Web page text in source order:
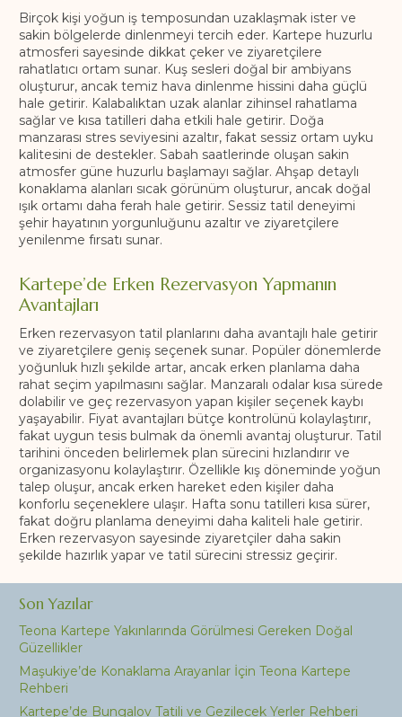
Birçok kişi yoğun iş temposundan uzaklaşmak ister ve
sakin bölgelerde dinlenmeyi tercih eder. Kartepe huzurlu
atmosferi sayesinde dikkat çeker ve ziyaretçilere
rahatlatıcı ortam sunar. Kuş sesleri doğal bir ambiyans
oluşturur, ancak temiz hava dinlenme hissini daha güçlü
hale getirir. Kalabalıktan uzak alanlar zihinsel rahatlama
sağlar ve kısa tatilleri daha etkili hale getirir. Doğa
manzarası stres seviyesini azaltır, fakat sessiz ortam uyku
kalitesini de destekler. Sabah saatlerinde oluşan sakin
atmosfer güne huzurlu başlamayı sağlar. Ahşap detaylı
konaklama alanları sıcak görünüm oluşturur, ancak doğal
ışık ortamı daha ferah hale getirir. Sessiz tatil deneyimi
şehir hayatının yorgunluğunu azaltır ve ziyaretçilere
yenilenme fırsatı sunar.
Kartepe’de Erken Rezervasyon Yapmanın
Avantajları
Erken rezervasyon tatil planlarını daha avantajlı hale getirir
ve ziyaretçilere geniş seçenek sunar. Popüler dönemlerde
yoğunluk hızlı şekilde artar, ancak erken planlama daha
rahat seçim yapılmasını sağlar. Manzaralı odalar kısa sürede
dolabilir ve geç rezervasyon yapan kişiler seçenek kaybı
yaşayabilir. Fiyat avantajları bütçe kontrolünü kolaylaştırır,
fakat uygun tesis bulmak da önemli avantaj oluşturur. Tatil
tarihini önceden belirlemek plan sürecini hızlandırır ve
organizasyonu kolaylaştırır. Özellikle kış döneminde yoğun
talep oluşur, ancak erken hareket eden kişiler daha
konforlu seçeneklere ulaşır. Hafta sonu tatilleri kısa sürer,
fakat doğru planlama deneyimi daha kaliteli hale getirir.
Erken rezervasyon sayesinde ziyaretçiler daha sakin
şekilde hazırlık yapar ve tatil sürecini stressiz geçirir.
Son Yazılar
Teona Kartepe Yakınlarında Görülmesi Gereken Doğal
Güzellikler
Maşukiye’de Konaklama Arayanlar İçin Teona Kartepe
Rehberi
Kartepe’de Bungalov Tatili ve Gezilecek Yerler Rehberi